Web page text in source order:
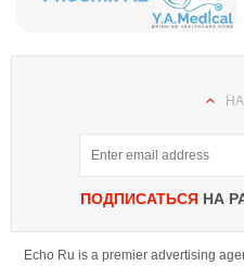
ПОДПИСАТЬСЯНА
Echo Ru is a premier advertising